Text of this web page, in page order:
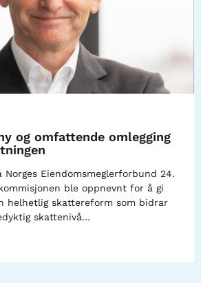
og omfattende omlegging
Norges Eiendomsmeglerforbund 24.
ble oppnevnt for å gi
helhetlig skattereform som bidrar
skattenivå…